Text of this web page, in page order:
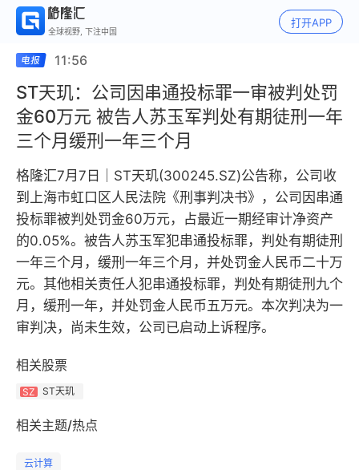
全球视野, 下注中国
打开APP
11:56
ST天玑：公司因串通投标罪一审被判处罚
金60万元 被告人苏玉军判处有期徒刑一年
三个月缓刑一年三个月
格隆汇7月7日｜ST天玑(300245.SZ)公告称，公司收
到上海市虹口区人民法院《刑事判决书》，公司因串通
投标罪被判处罚金60万元，占最近一期经审计净资产
的0.05%。被告人苏玉军犯串通投标罪，判处有期徒刑
一年三个月，缓刑一年三个月，并处罚金人民币二十万
元。其他相关责任人犯串通投标罪，判处有期徒刑九个
月，缓刑一年，并处罚金人民币五万元。本次判决为一
审判决，尚未生效，公司已启动上诉程序。
相关股票
SZ ST天玑
相关主题/热点
云计算